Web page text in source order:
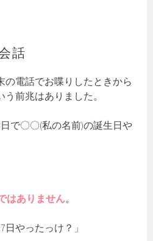
話
の電話でお喋りしたときから
前兆はありました。
で〇〇(私の名前)の誕生日や
はありません。
やったっけ？」